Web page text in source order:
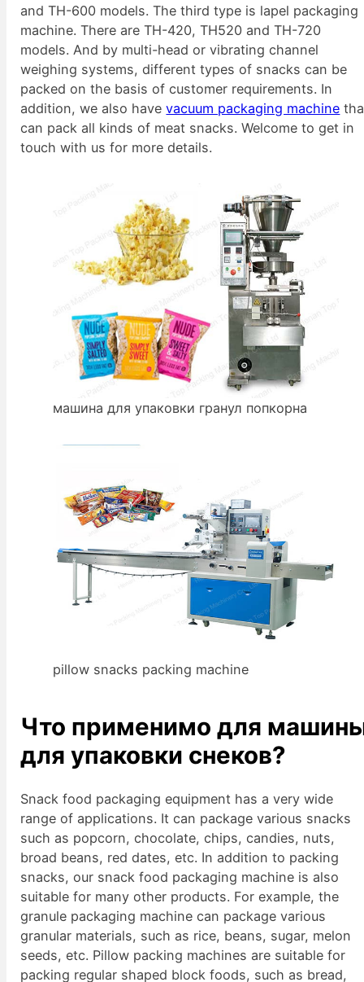
and TH-600 models. The third type is lapel packaging
machine. There are TH-420, TH520 and TH-720
models. And by multi-head or vibrating channel
weighing systems, different types of snacks can be
packed on the basis of customer requirements. In
addition, we also havevacuum packaging machine
can pack all kinds of meat snacks. Welcome to get in
touch with us for more details.
машина для упаковки гранул попкорна
pillow snacks packing machine
Что применимо для
для упаковки снеков?
Snack food packaging equipment has a very wide
range of applications. It can package various snacks
such as popcorn, chocolate, chips, candies, nuts,
broad beans, red dates, etc. In addition to packing
snacks, our snack food packaging machine is also
suitable for many other products. For example, the
granule packaging machine can package various
granular materials, such as rice, beans, sugar, melon
seeds, etc. Pillow packing machines are suitable for
packing regular shaped block foods, such as bread,